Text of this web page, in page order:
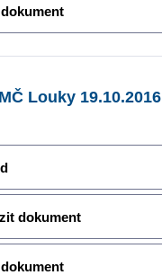
Louky 19.10.2016
dokument